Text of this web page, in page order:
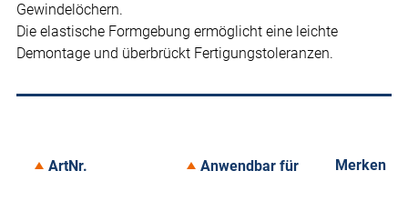
Gewindelöchern.
Die elastische Formgebung ermöglicht eine leichte
Demontage und überbrückt Fertigungstoleranzen.
ArtNr. Anwendbar für Merken